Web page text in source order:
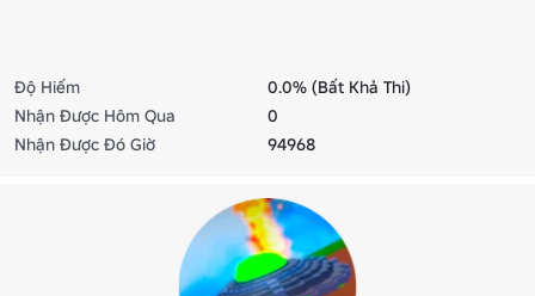
Độ Hiếm
0.0% (Bất Khả Thi)
Nhận Được Hôm Qua
0
Nhận Được Đó Giờ
94968